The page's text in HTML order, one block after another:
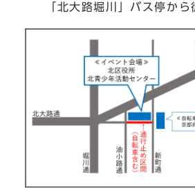
「北大路堀川」バス停か